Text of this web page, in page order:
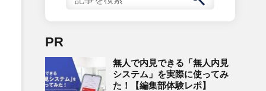
PR
無人で内見できる「無人内見
システム」を実際に使ってみ
た！【編集部体験レポ】